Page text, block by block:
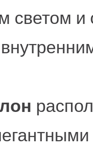
светом